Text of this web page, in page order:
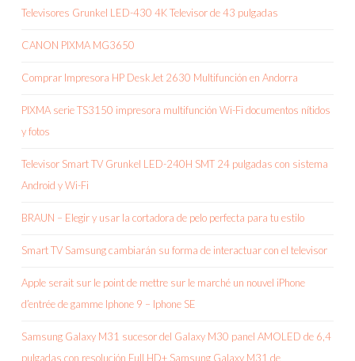
Televisores Grunkel LED-430 4K Televisor de 43 pulgadas
CANON PIXMA MG3650
Comprar Impresora HP DeskJet 2630 Multifunción en Andorra
PIXMA serie TS3150 impresora multifunción Wi-Fi documentos nítidos
y fotos
Televisor Smart TV Grunkel LED-240H SMT 24 pulgadas con sistema
Android y Wi-Fi
BRAUN – Elegir y usar la cortadora de pelo perfecta para tu estilo
Smart TV Samsung cambiarán su forma de interactuar con el televisor
Apple serait sur le point de mettre sur le marché un nouvel iPhone
d’entrée de gamme Iphone 9 – Iphone SE
Samsung Galaxy M31 sucesor del Galaxy M30 panel AMOLED de 6,4
pulgadas con resolución Full HD+ Samsung Galaxy M31 de